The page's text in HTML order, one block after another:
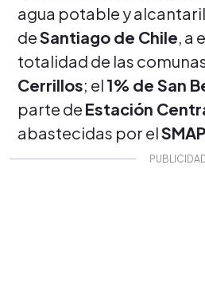
agua potable y
deSantiago de Chile, a
totalidad de las
Cerrillos; el 1% de San
parte de Estación
abastecidas por el